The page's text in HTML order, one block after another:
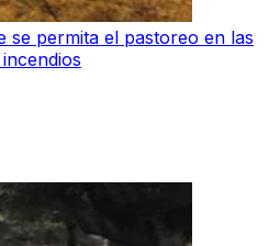
se permita el pastoreo en las